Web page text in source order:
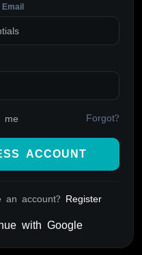
me Forgot?
ACCOUNT
an account? Register
with Google